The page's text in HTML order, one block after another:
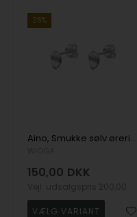
25%
Aino, Smukke sølv øreringe fra danske WiOGA
150,00 DKK